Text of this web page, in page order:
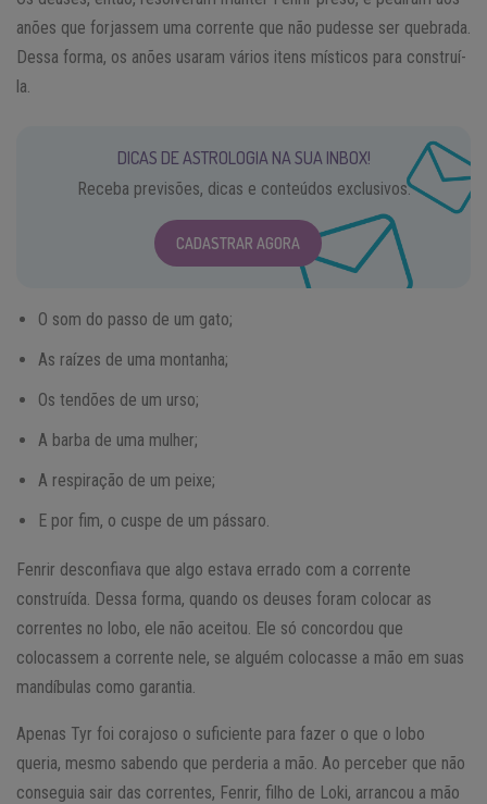
anões que forjassem uma corrente que não pudesse ser quebrada.
Dessa forma, os anões usaram vários itens místicos para construí-
la.
DICAS DE ASTROLOGIA NA SUA INBOX!
Receba previsões, dicas e conteúdos exclusivos.
CADASTRAR AGORA
O som do passo de um gato;
As raízes de uma montanha;
Os tendões de um urso;
A barba de uma mulher;
A respiração de um peixe;
E por fim, o cuspe de um pássaro.
Fenrir desconfiava que algo estava errado com a corrente
construída. Dessa forma, quando os deuses foram colocar as
correntes no lobo, ele não aceitou. Ele só concordou que
colocassem a corrente nele, se alguém colocasse a mão em suas
mandíbulas como garantia.
Apenas Tyr foi corajoso o suficiente para fazer o que o lobo
queria, mesmo sabendo que perderia a mão. Ao perceber que não
conseguia sair das correntes, Fenrir, filho de Loki, arrancou a mão